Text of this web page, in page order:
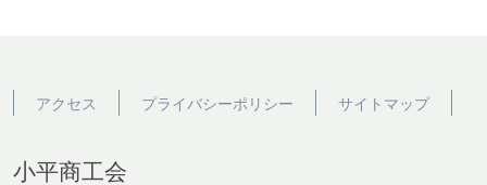
アクセス プライバシーポリシー サイトマップ
小平商工会